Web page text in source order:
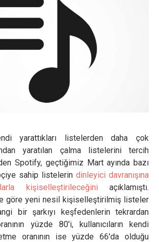
yarattıkları listelerden daha çok
yaratılan çalma listelerini tercih
Spotify, geçtiğimiz Mart ayında bazı
sahip listelerin dinleyici davranışına
kişiselleştirileceğini açıklamıştı.
göre yeni nesil kişiselleştirilmiş listeler
bir şarkıyı keşfedenlerin tekrardan
yüzde 80'i, kullanıcıların kendi
oranının ise yüzde 66'da olduğu